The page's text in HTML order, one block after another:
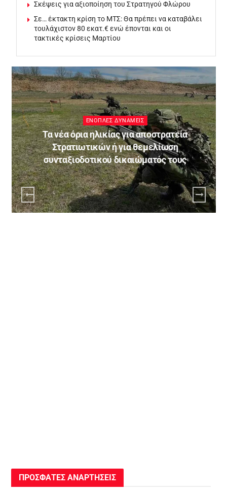
Σκέψεις για αξιοποίηση του Στρατηγού Φλώρου
Σε… έκτακτη κρίση το ΜΤΣ: Θα πρέπει να καταβάλει
τουλάχιστον 80 εκατ.€ ενώ έπονται και οι
τακτικές κρίσεις Μαρτίου
ΓΕΣ
Νευρικός κλονισμός στην Τουρκία για το νέο
έμβλημα της 29ης Ταξιαρχίας ΠΖ στη Θράκη
ΠΡΟΣΦΑΤΕΣ ΑΝΑΡΤΗΣΕΙΣ